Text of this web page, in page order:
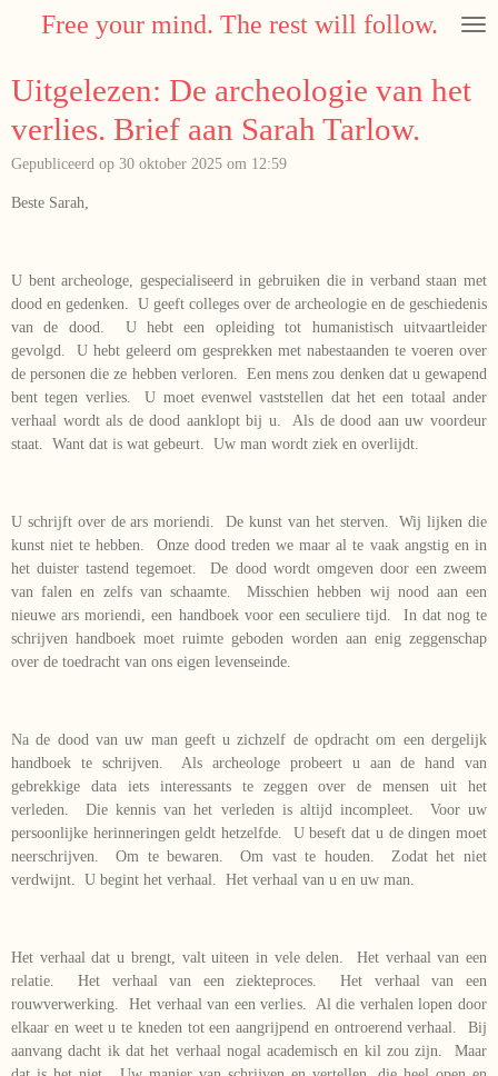
hoofdinhoud
Free your mind. The rest will follow.
Uitgelezen: De archeologie van het
verlies. Brief aan Sarah Tarlow.
Gepubliceerd op 30 oktober 2025 om 12:59
Beste Sarah,
U bent archeologe, gespecialiseerd in gebruiken die in verband staan met
dood en gedenken. U geeft colleges over de archeologie en de geschiedenis
van de dood. U hebt een opleiding tot humanistisch uitvaartleider
gevolgd. U hebt geleerd om gesprekken met nabestaanden te voeren over
de personen die ze hebben verloren. Een mens zou denken dat u gewapend
bent tegen verlies. U moet evenwel vaststellen dat het een totaal ander
verhaal wordt als de dood aanklopt bij u. Als de dood aan uw voordeur
staat. Want dat is wat gebeurt. Uw man wordt ziek en overlijdt.
U schrijft over de ars moriendi. De kunst van het sterven. Wij lijken die
kunst niet te hebben. Onze dood treden we maar al te vaak angstig en in
het duister tastend tegemoet. De dood wordt omgeven door een zweem
van falen en zelfs van schaamte. Misschien hebben wij nood aan een
nieuwe ars moriendi, een handboek voor een seculiere tijd. In dat nog te
schrijven handboek moet ruimte geboden worden aan enig zeggenschap
over de toedracht van ons eigen levenseinde.
Na de dood van uw man geeft u zichzelf de opdracht om een dergelijk
handboek te schrijven. Als archeologe probeert u aan de hand van
gebrekkige data iets interessants te zeggen over de mensen uit het
verleden. Die kennis van het verleden is altijd incompleet. Voor uw
persoonlijke herinneringen geldt hetzelfde. U beseft dat u de dingen moet
neerschrijven. Om te bewaren. Om vast te houden. Zodat het niet
verdwijnt. U begint het verhaal. Het verhaal van u en uw man.
Het verhaal dat u brengt, valt uiteen in vele delen. Het verhaal van een
relatie. Het verhaal van een ziekteproces. Het verhaal van een
rouwverwerking. Het verhaal van een verlies. Al die verhalen lopen door
elkaar en weet u te kneden tot een aangrijpend en ontroerend verhaal. Bij
aanvang dacht ik dat het verhaal nogal academisch en kil zou zijn. Maar